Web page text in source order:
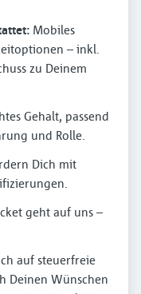
Mobiles
– inkl.
zu Deinem
Gehalt, passend
und Rolle.
Dich mit
geht auf uns –
auf steuerfreie
Deinen Wünschen